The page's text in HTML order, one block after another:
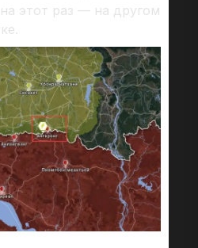
этот раз — на другом